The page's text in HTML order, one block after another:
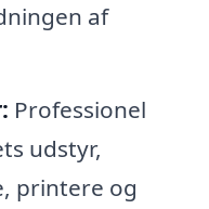
af
Professionel
udstyr,
printere og